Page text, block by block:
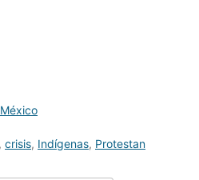
México
, crisis, Indígenas, Protestan